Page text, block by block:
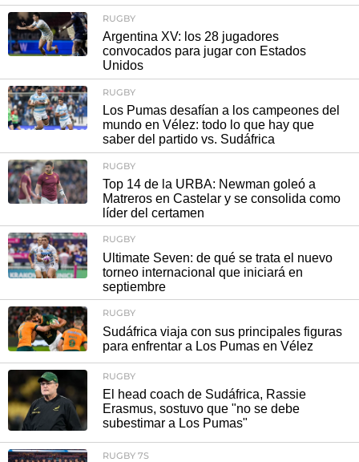
RUGBY
Argentina XV: los 28 jugadores
convocados para jugar con Estados
Unidos
RUGBY
Los Pumas desafían a los campeones del
mundo en Vélez: todo lo que hay que
saber del partido vs. Sudáfrica
RUGBY
Top 14 de la URBA: Newman goleó a
Matreros en Castelar y se consolida como
líder del certamen
RUGBY
Ultimate Seven: de qué se trata el nuevo
torneo internacional que iniciará en
septiembre
RUGBY
Sudáfrica viaja con sus principales figuras
para enfrentar a Los Pumas en Vélez
RUGBY
El head coach de Sudáfrica, Rassie
Erasmus, sostuvo que "no se debe
subestimar a Los Pumas"
RUGBY 7S